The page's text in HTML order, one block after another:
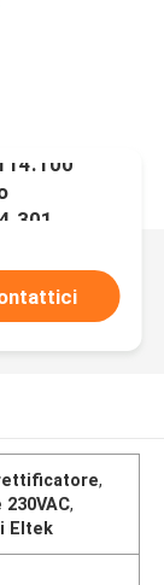
,
,
Eltek